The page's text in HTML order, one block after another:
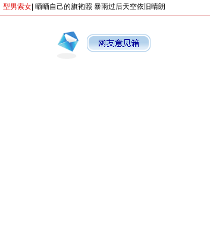
型男索女 晒晒自己的旗袍照 暴雨过后天空依旧晴朗